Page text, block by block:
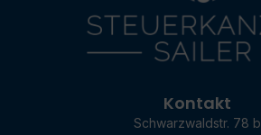
Kontakt
Schwarzwaldstr. 78 b